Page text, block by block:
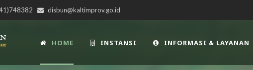
disbun@kaltimprov.go.id
HOME INSTANSI INFORMASI & LAYANAN